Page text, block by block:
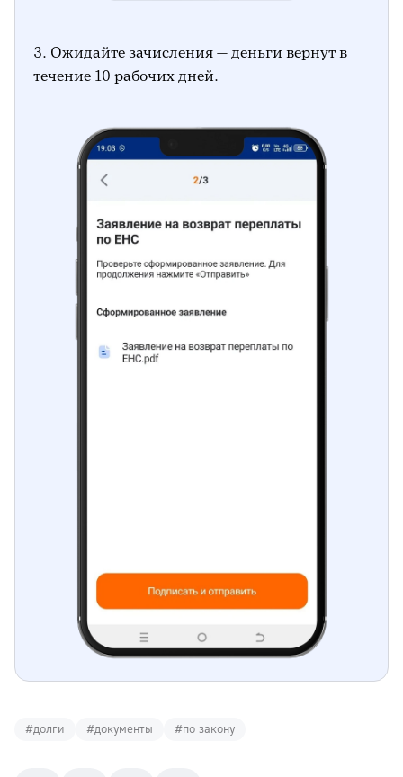
3. Ожидайте зачисления — деньги вернут в
течение 10 рабочих дней.
#долги #документы #по закону